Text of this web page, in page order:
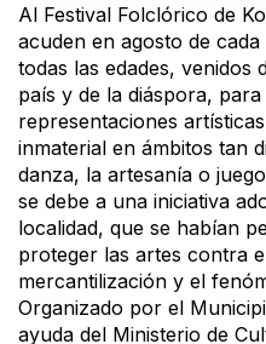
Al Festival Folclórico de
acuden en agosto de
todas las edades, venidos
país y de la diáspora,
representaciones
inmaterial en ámbitos tan
danza, la artesanía o
se debe a una iniciativa
localidad, que se habían
proteger las artes contra
mercantilización y el
Organizado por el
ayuda del Ministerio de